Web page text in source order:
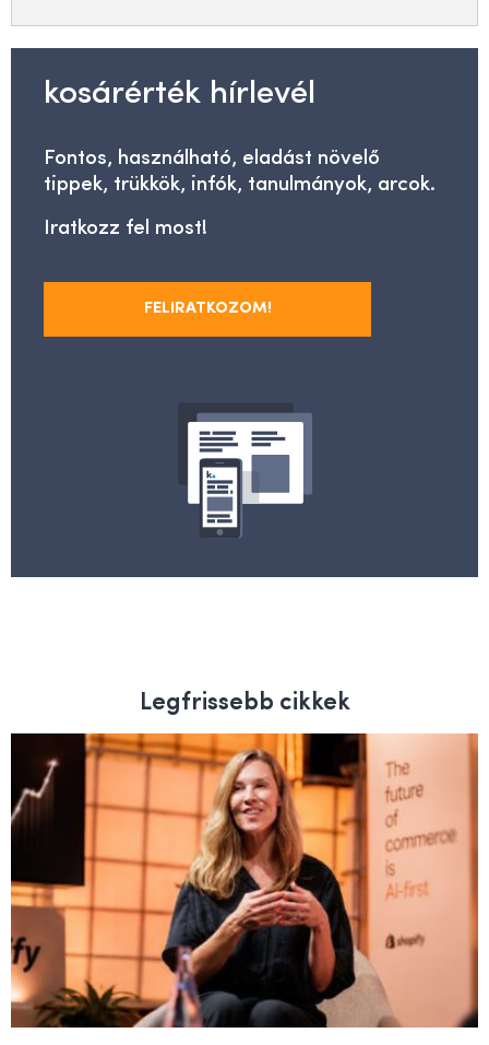
kosárérték hírlevél
Fontos, használható, eladást növelő
tippek, trükkök, infók, tanulmányok, arcok.
Iratkozz fel most!
FELIRATKOZOM!
Legfrissebb cikkek